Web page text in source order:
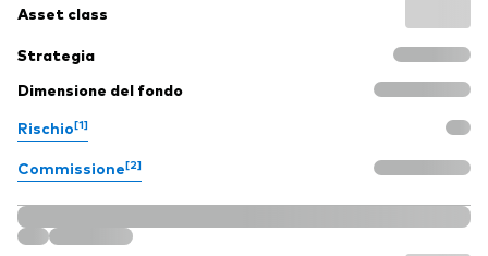
Asset class
Strategia
Dimensione del fondo
Rischio[1]
Commissione[2]